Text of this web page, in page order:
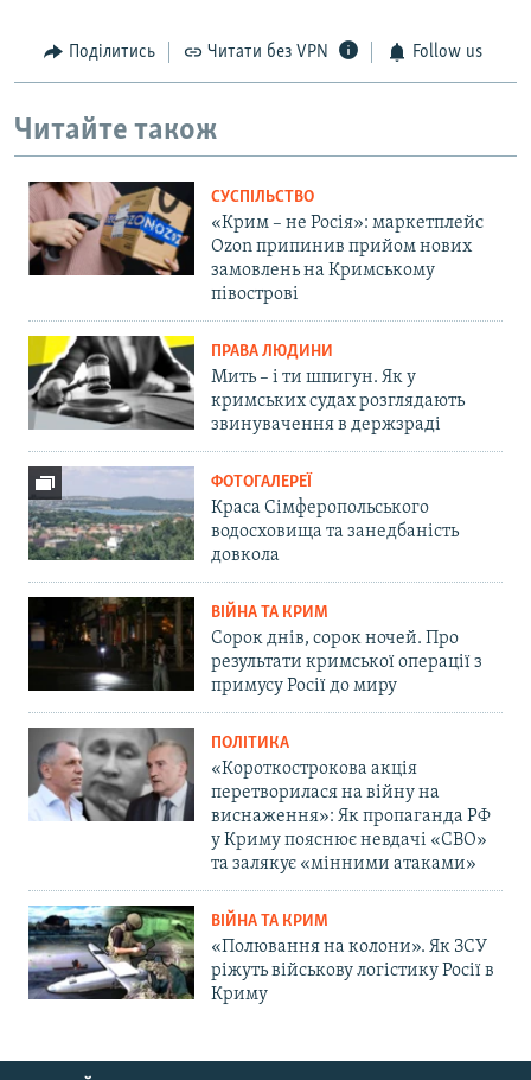
Поділитись Читати без VPN Follow us
Читайте також
СУСПІЛЬСТВО
«Крим – не Росія»: маркетплейс
Ozon припинив прийом нових
замовлень на Кримському
півострові
ПРАВА ЛЮДИНИ
Мить – і ти шпигун. Як у
кримських судах розглядають
звинувачення в держзраді
ФОТОГАЛЕРЕЇ
Краса Сімферопольського
водосховища та занедбаність
довкола
ВІЙНА ТА КРИМ
Сорок днів, сорок ночей. Про
результати кримської операції з
примусу Росії до миру
ПОЛІТИКА
«Короткострокова акція
перетворилася на війну на
виснаження»: Як пропаганда РФ
у Криму пояснює невдачі «СВО»
та залякує «мінними атаками»
ВІЙНА ТА КРИМ
«Полювання на колони». Як ЗСУ
ріжуть військову логістику Росії в
Криму